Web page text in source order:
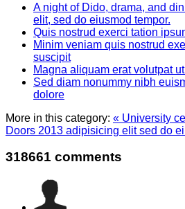
A night of Dido, drama, and
elit, sed do eiusmod tempor.
Quis nostrud exerci tation
Minim veniam quis nostrud
suscipit
Magna aliquam erat volutpat
Sed diam nonummy nibh
dolore
More in this category: « University
Doors 2013 adipisicing elit sed do
318661 comments